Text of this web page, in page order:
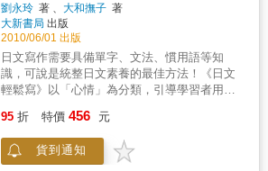
處，才不會觸犯著作權法。 & 第8課撰寫研究
動機，附錄資料「國內研究所概況」（2015年
版） 研究計畫書非常重要，因此撰寫研究計畫
書須具備什麼樣的基本要項呢？其中，研究動
機是首要條件，因此本課將會說明撰寫研究動
機的訣竅、常見的日文表現句型及參考範例。
& 第9課日文引用格式（一） 撰寫專題報告或
學術論文，需要適時適宜地引用參考書目，而
引用的參考書目，更需要如實交代資料的來
源、出處。本單元要學習如何將參閱書籍、資
關參考書籍可當教科書用。有鑑於此，本社編
輯部為因應學習者的需求，著手蒐羅「中譯
日」的相關資料，並配合學習者的程度與授課
時數，彙編成冊，以供參考。全冊共有三十七
個單元，每單元除說明單元關鍵字的翻譯方法
外，並附有練習題及補充練習，其參考譯文以
附錄方式登載於卷末。翻譯本來就會因人而
為奇，故「參考譯文」顧名思義，僅供「參
考」之用，並非絕對的標準答案，在此先作聲
劉永玲 著 、大和撫子 著
大新書局 出版
2010/06/01 出版
日文寫作需要具備單字、文法、慣用語等知
識，可說是統整日文素養的最佳方法！《日文
輕鬆寫》以「心情」為分類，引導學習者用日
關詞彙與慣用句。每個單元都會附上範例，讓
學習者可以模仿寫作。跟著本書一起學，讓你
日文輕鬆寫！
95 折 特價 456 元
貨到通知